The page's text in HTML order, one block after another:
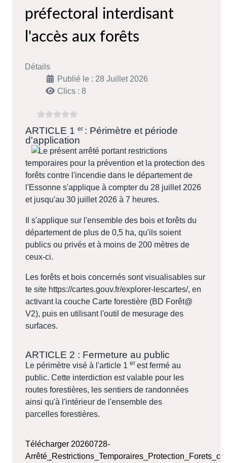
préfectoral interdisant
l'accès aux forêts
Détails
Publié le : 28 Juillet 2026
Clics : 8
ARTICLE 1 er : Périmètre et période
d'application
Le présent arrêté portant restrictions
temporaires pour la prévention et la protection des
forêts contre l'incendie dans le département de
l'Essonne s'applique à compter du 28 juillet 2026
et jusqu'au 30 juillet 2026 à 7 heures.
Il s'applique sur l'ensemble des bois et forêts du
département de plus de 0,5 ha, qu'ils soient
publics ou privés et à moins de 200 mètres de
ceux-ci.
Les forêts et bois concernés sont visualisables sur
te site https://cartes.gouv.fr/explorer-lescartes/, en
activant la couche Carte forestière (BD Forêt@
V2), puis en utilisant l'outil de mesurage des
surfaces.
ARTICLE 2 : Fermeture au public
Le périmètre visé à l'article 1er est fermé au
public. Cette interdiction est valable pour les
routes forestières, les sentiers de randonnées
ainsi qu'à l'intérieur de l'ensemble des
parcelles forestières.
Télécharger 20260728-